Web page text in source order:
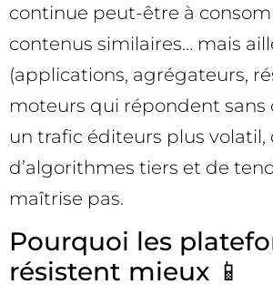
continue peut-être à
contenus similaires… mais
(applications, agrégateurs,
moteurs qui répondent sans
un trafic éditeurs plus
d’algorithmes tiers et de
maîtrise pas.
Pourquoi les
résistent mieux 📱